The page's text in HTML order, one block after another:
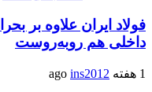
فولاد ایران علاوه بر
داخلی هم روبه‌روست
1 هفته ago ins2012